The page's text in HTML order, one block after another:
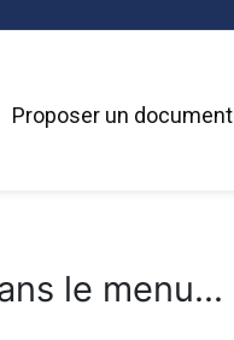
Proposer un document
le menu...